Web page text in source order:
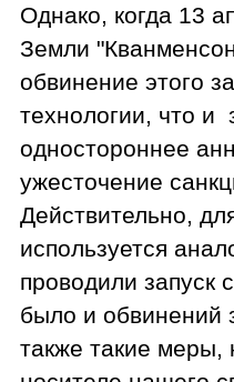
Однако, когда 13
Земли
обвинение этого
технологии, что и
одностороннее
ужесточение
Действительно,
используется
проводили запуск
было и обвинений
также такие меры,